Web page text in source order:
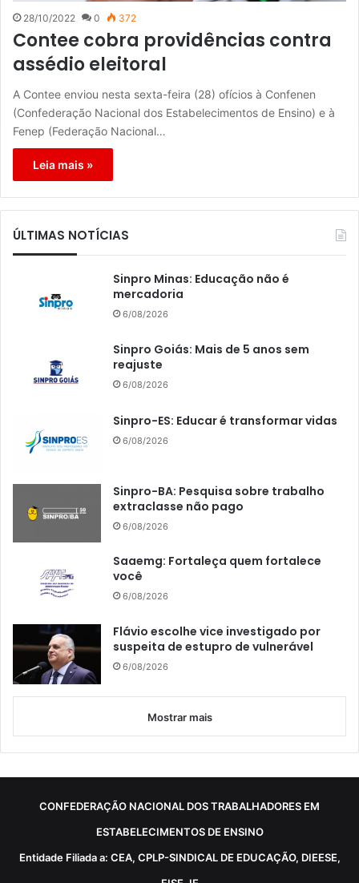
28/10/2022 0 372
Contee cobra providências contra
assédio eleitoral
A Contee enviou nesta sexta-feira (28) ofícios à Confenen
(Confederação Nacional dos Estabelecimentos de Ensino) e à
Fenep (Federação Nacional…
Leia mais »
ÚLTIMAS NOTÍCIAS
Sinpro Minas: Educação não é
mercadoria
6/08/2026
Sinpro Goiás: Mais de 5 anos sem
reajuste
6/08/2026
Sinpro-ES: Educar é transformar vidas
6/08/2026
Sinpro-BA: Pesquisa sobre trabalho
extraclasse não pago
6/08/2026
Saaemg: Fortaleça quem fortalece
você
6/08/2026
Flávio escolhe vice investigado por
suspeita de estupro de vulnerável
6/08/2026
Mostrar mais
CONFEDERAÇÃO NACIONAL DOS TRABALHADORES EM
ESTABELECIMENTOS DE ENSINO
Entidade Filiada a: CEA, CPLP-SINDICAL DE EDUCAÇÃO, DIEESE,